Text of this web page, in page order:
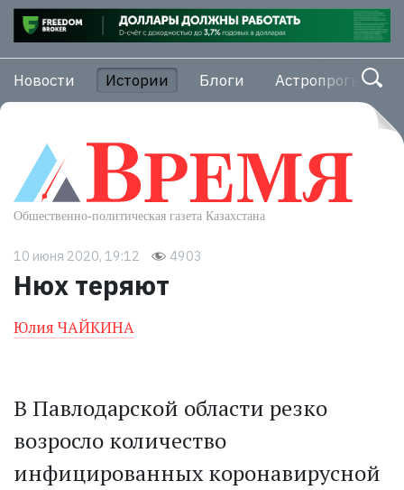
Новости Истории Блоги Астропрогноз
10 июня 2020, 19:12 4903
Нюх теряют
Юлия ЧАЙКИНА
В Павлодарской области резко
возросло количество
инфицированных коронавирусной